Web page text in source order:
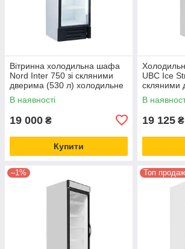
Вітринна холодильна шафа
Nord Inter 750 зі скляними
дверима (530 л) холодильне
обладнання
В наявності
19 000 ₴
Купити
UBC Ice
скляними
В
19 125 ₴
–1% Топ